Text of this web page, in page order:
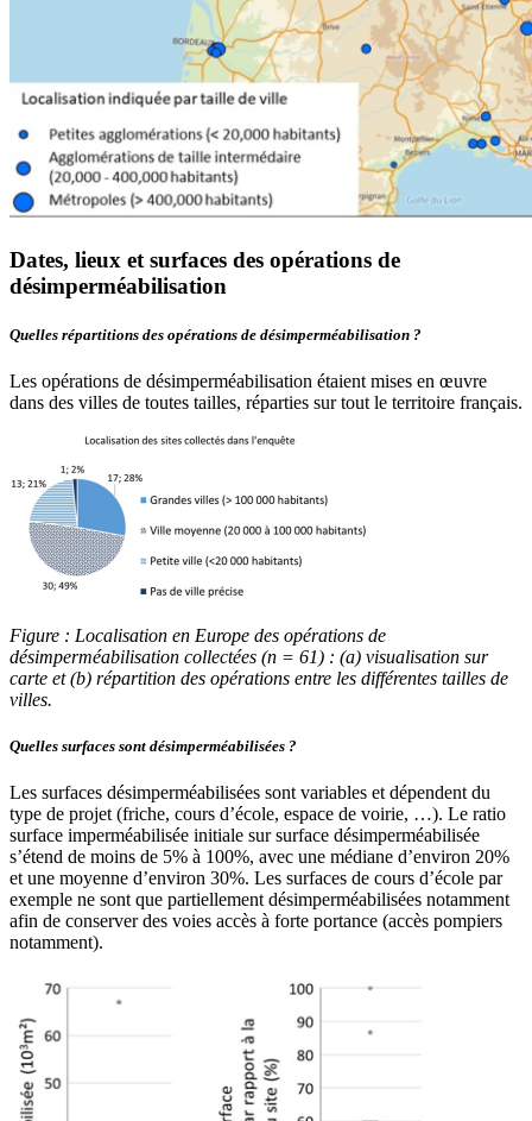
Dates, lieux et surfaces des opérations de
désimperméabilisation
Quelles répartitions des opérations de désimperméabilisation ?
Les opérations de désimperméabilisation étaient mises en œuvre
dans des villes de toutes tailles, réparties sur tout le territoire français.
Figure : Localisation en Europe des opérations de
désimperméabilisation collectées (n = 61) : (a) visualisation sur
carte et (b) répartition des opérations entre les différentes tailles de
villes.
Quelles surfaces sont désimperméabilisées ?
Les surfaces désimperméabilisées sont variables et dépendent du
type de projet (friche, cours d’école, espace de voirie, …). Le ratio
surface imperméabilisée initiale sur surface désimperméabilisée
s’étend de moins de 5% à 100%, avec une médiane d’environ 20%
et une moyenne d’environ 30%. Les surfaces de cours d’école par
exemple ne sont que partiellement désimperméabilisées notamment
afin de conserver des voies accès à forte portance (accès pompiers
notamment).